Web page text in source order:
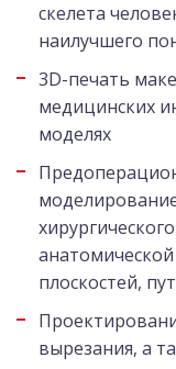
скелета
наилучшего
3D-печать
медицинских
моделях
плоскостей,
вырезания, а